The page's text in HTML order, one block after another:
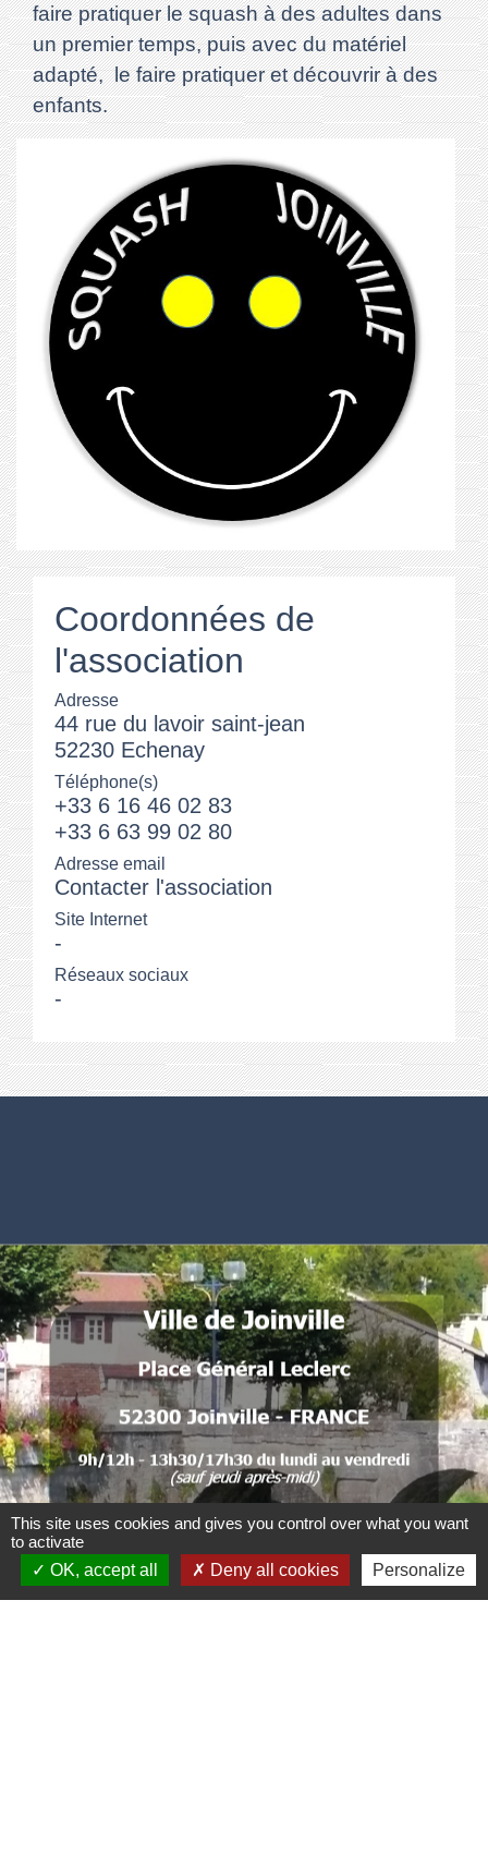
faire pratiquer le squash à des adultes dans
un premier temps, puis avec du matériel
adapté, le faire pratiquer et découvrir à des
enfants.
Coordonnées de
l'association
Adresse
44 rue du lavoir saint-jean
52230 Echenay
Téléphone(s)
+33 6 16 46 02 83
+33 6 63 99 02 80
Adresse email
Contacter l'association
Site Internet
-
Réseaux sociaux
-
.
.
.
.
.
. .
This site uses cookies and gives you control over what you want
to activate
OK, accept all
Deny all cookies Personalize